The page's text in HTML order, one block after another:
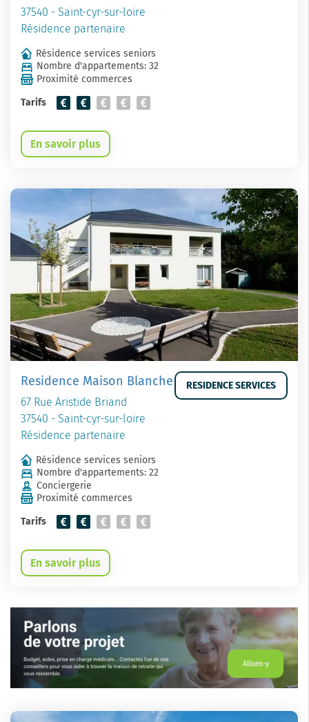
37540 - Saint-cyr-sur-loire
Résidence partenaire
Résidence services seniors
Nombre d'appartements: 32
Proximité commerces
Tarifs
En savoir plus
Residence Maison Blanche
67 Rue Aristide Briand
37540 - Saint-cyr-sur-loire
Résidence partenaire
RESIDENCE SERVICES
Résidence services seniors
Nombre d'appartements: 22
Conciergerie
Proximité commerces
Tarifs
En savoir plus
Allons-y